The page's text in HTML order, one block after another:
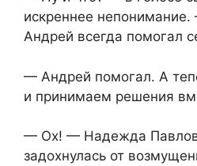
искреннее
Андрей всегда помогал
— Андрей помогал. А
и принимаем решения
— Ох! — Надежда
задохнулась от